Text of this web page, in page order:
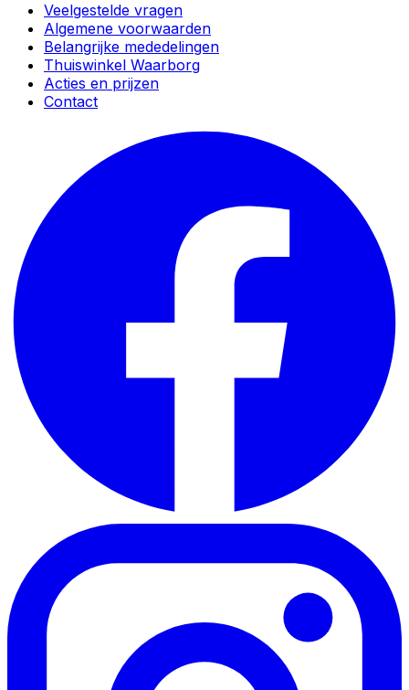
Veelgestelde vragen
Algemene voorwaarden
Belangrijke mededelingen
Thuiswinkel Waarborg
Acties en prijzen
Contact